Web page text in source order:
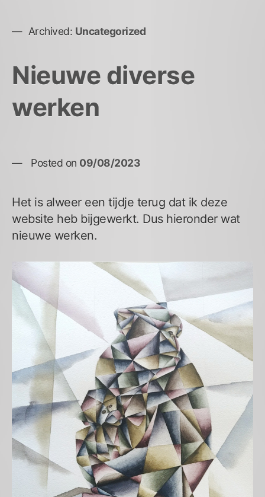
Archived: Uncategorized
Nieuwe diverse
werken
Posted on 09/08/2023
Het is alweer een tijdje terug dat ik deze
website heb bijgewerkt. Dus hieronder wat
nieuwe werken.